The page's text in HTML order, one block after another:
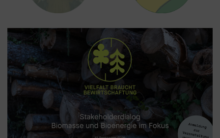
einbauen können. Wenn Sie beispielsweise
einbinden, werden Cookies gesetzt. Diese
Cookies stammen aber von Google Analytics
und nicht vom Tag Manager selbst.